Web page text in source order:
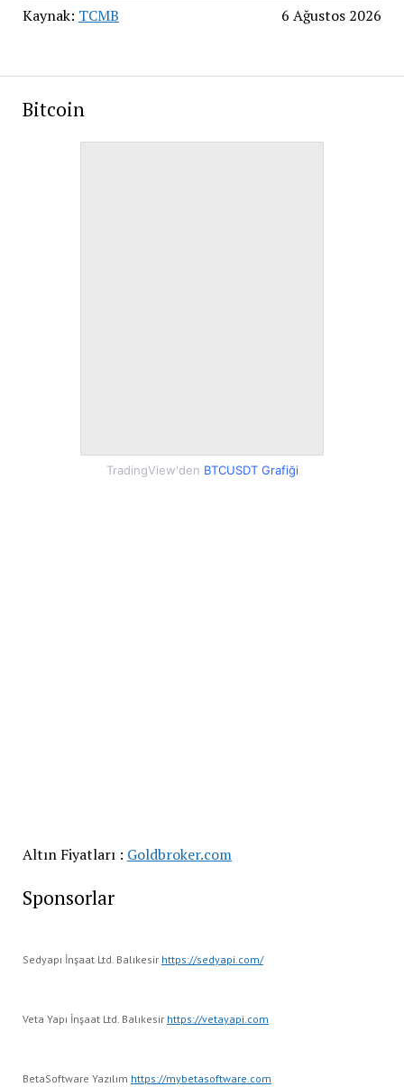
Kaynak: TCMB 6 Ağustos 2026
Bitcoin
TradingView'den BTCUSDT Grafiği
Altın Fiyatları : Goldbroker.com
Sponsorlar
Sedyapı İnşaat Ltd. Balıkesir https://sedyapi.com/
Veta Yapı İnşaat Ltd. Balıkesir https://vetayapi.com
BetaSoftware Yazılım https://mybetasoftware.com